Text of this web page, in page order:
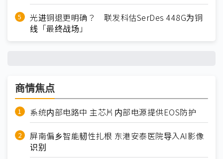
光进铜退更明确？ 联发科估SerDes 448G为铜
线「最终战场」
商情焦点
系统内部电路中 主芯片内部电源提供EOS防护
屏南偏乡智能韧性扎根 东港安泰医院导入AI影像
识别